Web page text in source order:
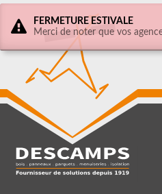
FERMETURE ESTIVALE
Merci de noter que vos